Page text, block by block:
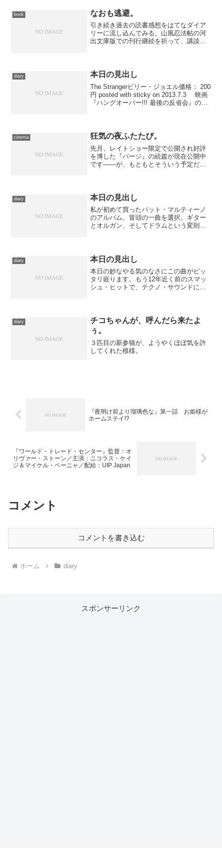
book なおも逃避。
引き続き過去の読書感想をはてなダイア
リーに流し込んでみる。山風忍法帖の河
出文庫版での刊行継続を祈って、講談社
で呼び出ししやすいように...
diary 本日の見出し
The Strangerビリー・ジョエル価格： 200
円 posted with sticky on 2013.7.3 映画
『ハングオーバー!!! 最後の反省会』のな
cinema 狂気の夜ふたたび。
先月、レイトショー限定で公開され好評
を博した『パージ』の続篇が現在公開中
です――が、もともとそういう予定だっ
だったため、日も沈んで...
diary 本日の見出し
私が初めて買ったパット・マルティーノ
のアルバム、冒頭の一曲を選択。ギター
とオルガン、そしてドラムという変則構
をリリースしているレコー...
diary 本日の見出し
本日の妙なやる気のなさにこの曲がピッ
タリ嵌ります。もう12年近く前のスマッ
シュ・ヒットで、テクノ・サウンドにあ
んですが。
diary
チコちゃんが、呼んだら来たよ
ぅ。
３匹目の新参猫が、ようやくほぼ気を許
してくれた模様。
『夜明け前より瑠璃色な』第一話 お姫様が
ホームステイ!?
『ワールド・トレード・センター』監督：オ
リヴァー・ストーン／主演：ニコラス・ケイ
ジ＆マイケル・ペーニャ／配給：UIP Japan
コメント
コメントを書き込む
ホーム diary
スポンサーリンク